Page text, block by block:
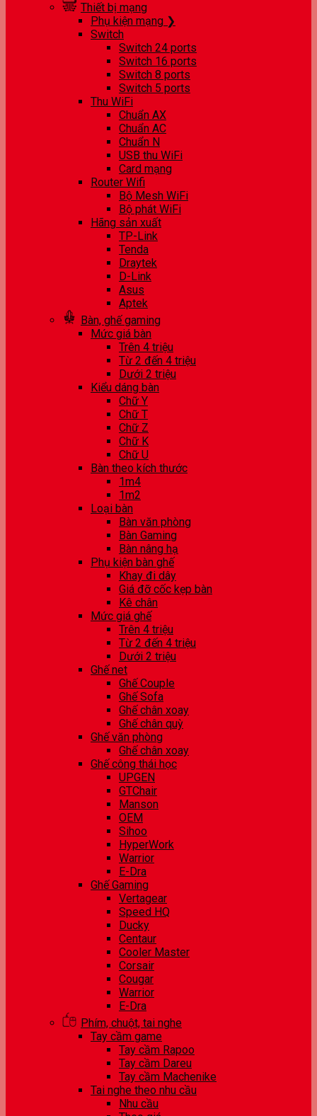
Thiết bị mạng
Phụ kiện mạng ❯
Switch
Switch 24 ports
Switch 16 ports
Switch 8 ports
Switch 5 ports
Thu WiFi
Chuẩn AX
Chuẩn AC
Chuẩn N
USB thu WiFi
Card mạng
Router Wifi
Bộ Mesh WiFi
Bộ phát WiFi
Hãng sản xuất
TP-Link
Tenda
Draytek
D-Link
Asus
Aptek
Bàn, ghế gaming
Mức giá bàn
Trên 4 triệu
Từ 2 đến 4 triệu
Dưới 2 triệu
Kiểu dáng bàn
Chữ Y
Chữ T
Chữ Z
Chữ K
Chữ U
Bàn theo kích thước
1m4
1m2
Loại bàn
Bàn văn phòng
Bàn Gaming
Bàn nâng hạ
Phụ kiện bàn ghế
Khay đi dây
Giá đỡ cốc kẹp bàn
Kê chân
Mức giá ghế
Trên 4 triệu
Từ 2 đến 4 triệu
Dưới 2 triệu
Ghế net
Ghế Couple
Ghế Sofa
Ghế chân xoay
Ghế chân quỳ
Ghế văn phòng
Ghế chân xoay
Ghế công thái học
UPGEN
GTChair
Manson
OEM
Sihoo
HyperWork
Warrior
E-Dra
Ghế Gaming
Vertagear
Speed HQ
Ducky
Centaur
Cooler Master
Corsair
Cougar
Warrior
E-Dra
Phím, chuột, tai nghe
Tay cầm game
Tay cầm Rapoo
Tay cầm Dareu
Tay cầm Machenike
Tai nghe theo nhu cầu
Nhu cầu